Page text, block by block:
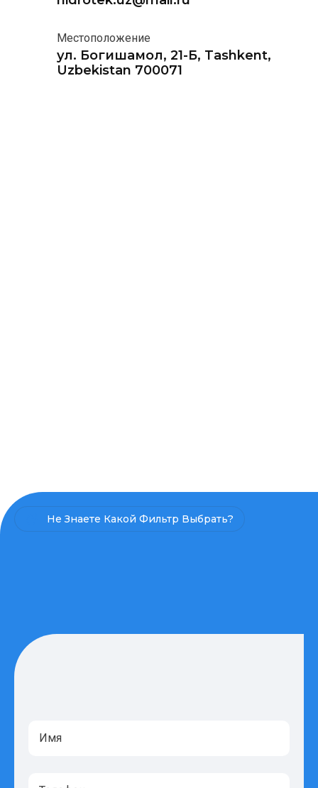
Местоположение
ул. Богишамол, 21-Б, Tashkent,
Uzbekistan 700071
Не Знаете Какой Фильтр Выбрать?